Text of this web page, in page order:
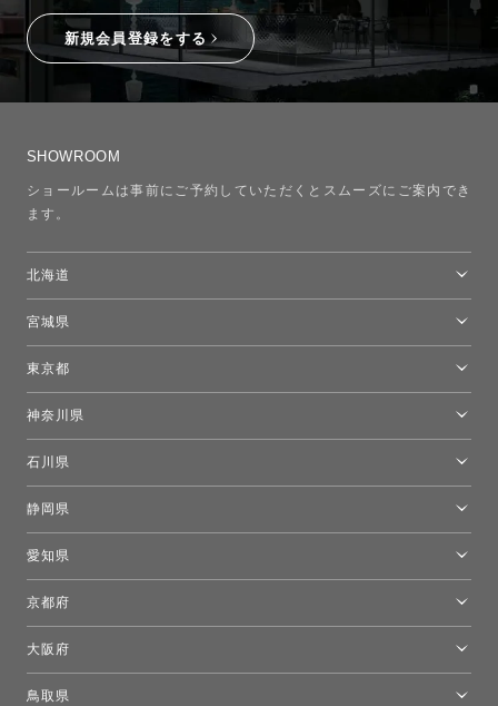
新規会員登録をする
SHOWROOM
ショールームは事前にご予約していただくとスムーズにご案内でき
ます。
北海道
宮城県
東京都
モーイ東京
キーブー東京
FLOS｜フロスデザインスペース青山
神奈川県
石川県
静岡県
愛知県
京都府
大阪府
鳥取県